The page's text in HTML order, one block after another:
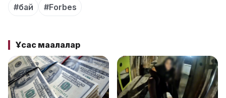
#бай
#Forbes
Ұқсас мақалалар